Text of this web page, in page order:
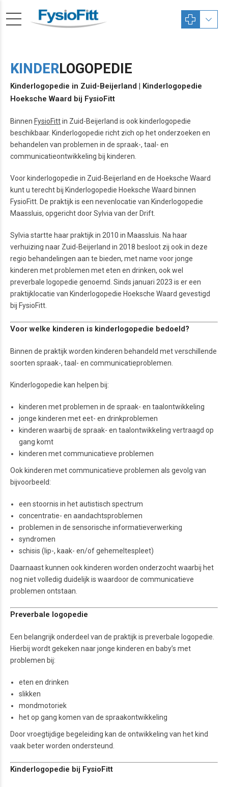
KINDERLOGOPEDIE
Kinderlogopedie in Zuid-Beijerland | Kinderlogopedie
Hoeksche Waard bij FysioFitt
Binnen FysioFittin Zuid-Beijerland is ook kinderlogopedie
beschikbaar. Kinderlogopedie richt zich op het onderzoeken en
behandelen van problemen in de spraak-, taal- en
communicatieontwikkeling bij kinderen.
Voor kinderlogopedie in Zuid-Beijerland en de Hoeksche Waard
kunt u terecht bij Kinderlogopedie Hoeksche Waard binnen
FysioFitt. De praktijk is een nevenlocatie van Kinderlogopedie
Maassluis, opgericht door Sylvia van der Drift.
Sylvia startte haar praktijk in 2010 in Maassluis. Na haar
verhuizing naar Zuid-Beijerland in 2018 besloot zij ook in deze
regio behandelingen aan te bieden, met name voor jonge
kinderen met problemen met eten en drinken, ook wel
preverbale logopedie genoemd. Sinds januari 2023 is er een
praktijklocatie van Kinderlogopedie Hoeksche Waard gevestigd
bij FysioFitt.
Voor welke kinderen is kinderlogopedie bedoeld?
Binnen de praktijk worden kinderen behandeld met verschillende
soorten spraak-, taal- en communicatieproblemen.
Kinderlogopedie kan helpen bij:
kinderen met problemen in de spraak- en taalontwikkeling
jonge kinderen met eet- en drinkproblemen
kinderen waarbij de spraak- en taalontwikkeling vertraagd op
gang komt
kinderen met communicatieve problemen
Ook kinderen met communicatieve problemen als gevolg van
bijvoorbeeld:
een stoornis in het autistisch spectrum
concentratie- en aandachtsproblemen
problemen in de sensorische informatieverwerking
syndromen
schisis (lip-, kaak- en/of gehemeltespleet)
Daarnaast kunnen ook kinderen worden onderzocht waarbij het
nog niet volledig duidelijk is waardoor de communicatieve
problemen ontstaan.
Preverbale logopedie
Een belangrijk onderdeel van de praktijk is preverbale logopedie.
Hierbij wordt gekeken naar jonge kinderen en baby’s met
problemen bij:
eten en drinken
slikken
mondmotoriek
het op gang komen van de spraakontwikkeling
Door vroegtijdige begeleiding kan de ontwikkeling van het kind
vaak beter worden ondersteund.
Kinderlogopedie bij FysioFitt